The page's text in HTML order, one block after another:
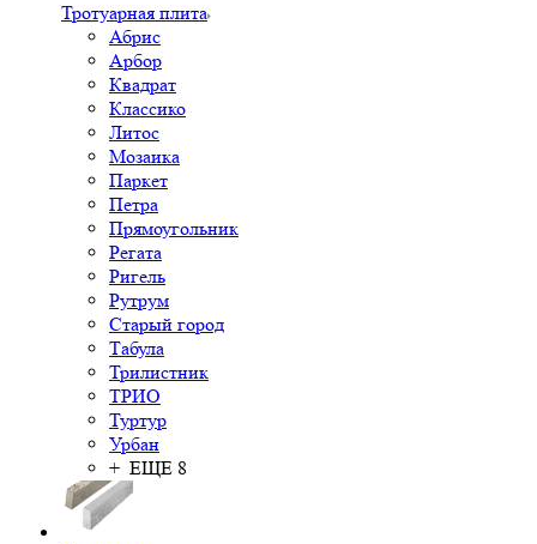
Тротуарная плита
Абрис
Арбор
Квадрат
Классико
Литос
Мозаика
Паркет
Петра
Прямоугольник
Регата
Ригель
Рутрум
Старый город
Табула
Трилистник
ТРИО
Туртур
Урбан
+ ЕЩЕ 8